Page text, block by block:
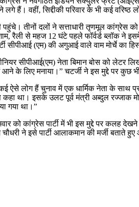
हैं। वहीं, सिद्दीकी परिवार के भी कई वरिष्ठ
तीनों दलों ने सत्ताधारी तृणमूल कांग्रेस
से महज 12 घंटे पहले फॉर्वर्ड ब्लॉक ने इसमें
सीपीआई (एम) की अगुआई वाले वाम मोर्चे का
सीपीआई(एम) नेता बिमान बोस को
के लिए मनाया।” चटर्जी ने इस मुद्दे पर कुछ
लोग हैं चुनाव में एक धार्मिक नेता के साथ
कहा था। इसके उलट पूर्व मंत्री अब्दुल
गया था।”
को कांग्रेस पार्टी में भी इस मुद्दे पर कलह देखने
ने इसे पार्टी आलाकमान की मर्जी बताते हुए